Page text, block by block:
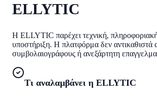
ELLYTIC
Η ELLYTIC παρέχει τεχνική, πληροφοριακή
υποστήριξη. Η πλατφόρμα δεν αντικαθιστά
συμβολαιογράφους ή ανεξάρτητη
Τι αναλαμβάνει η ELLYTIC